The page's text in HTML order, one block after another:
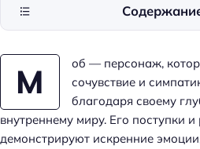
М
об — персонаж,
сочувствие и
благодаря своему
внутреннему миру. Его поступки и
демонстрируют искренние